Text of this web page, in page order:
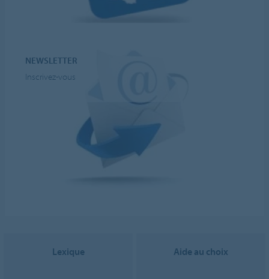
NEWSLETTER
Inscrivez-vous
Lexique Aide au choix